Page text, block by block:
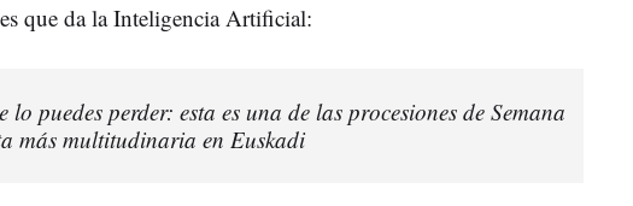
que da la Inteligencia Artificial:
lo puedes perder: esta es una de las procesiones de Semana
más multitudinaria en Euskadi